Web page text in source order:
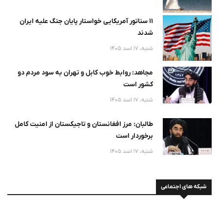
۱۱ سناتور آمریکایی خواستار پایان جنگ علیه ایران
شدند
شنبه، 17 اسد 1405
مجاهد: روابط خوب کابل و تهران به سود مردم دو
کشور است
شنبه، 17 اسد 1405
طالبان: مرز افغانستان و تاجیکستان از امنیت کامل
برخوردار است
شنبه، 17 اسد 1405
شبکه های اجتماعی